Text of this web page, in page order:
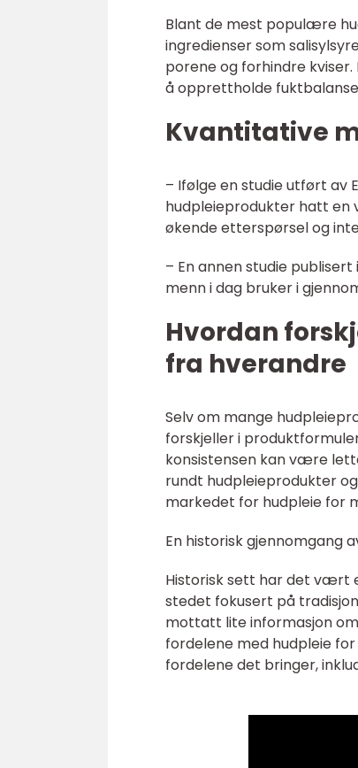
Blant de mest populære
ingredienser som
porene og forhindre
å opprettholde
Kvantitative
– Ifølge en studie utført av
hudpleieprodukter hatt en
økende etterspørsel og
– En annen studie
menn i dag bruker i
Hvordan
fra hverandre
Selv om mange
forskjeller i
konsistensen kan være
rundt hudpleieprodukter
markedet for hudpleie for
En historisk gjennomgang
Historisk sett har det vært
stedet fokusert på
mottatt lite informasjon
fordelene med hudpleie
fordelene det bringer,